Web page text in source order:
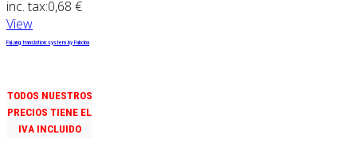
inc. tax:0,68 €
View
FaLang translation system by Faboba
TODOS NUESTROS
PRECIOS TIENE EL
IVA INCLUIDO